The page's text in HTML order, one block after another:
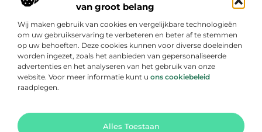
van groot belang
Wij maken gebruik van cookies en vergelijkbare technologieën
om uw gebruikservaring te verbeteren en beter af te stemmen
op uw behoeften. Deze cookies kunnen voor diverse doeleinden
worden ingezet, zoals het aanbieden van gepersonaliseerde
advertenties en het analyseren van het gebruik van onze
website. Voor meer informatie kunt u ons cookiebeleid
raadplegen.
Alles Toestaan Ga Naar
Onze informatie
Bericht categorie